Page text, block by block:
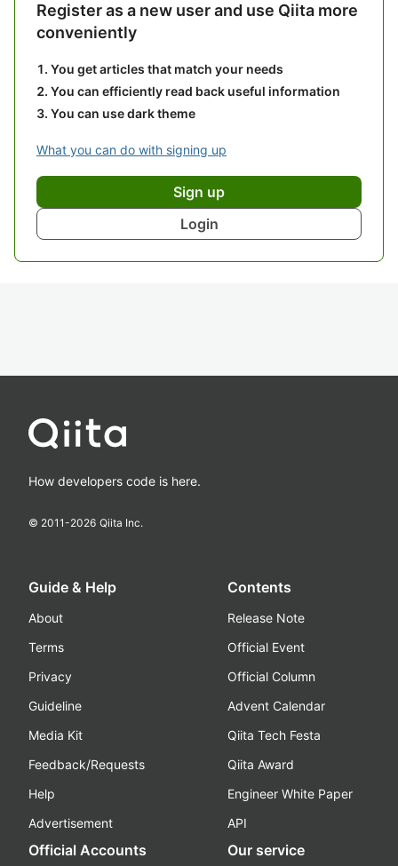
Register as a new user and use Qiita more
conveniently
You get articles that match your needs
You can efficiently read back useful information
You can use dark theme
What you can do with signing up
Sign up
Login
How developers code is here.
© 2011-2026 Qiita Inc.
Guide & Help
About
Terms
Privacy
Guideline
Media Kit
Feedback/Requests
Help
Advertisement
Contents
Release Note
Official Event
Official Column
Advent Calendar
Qiita Tech Festa
Qiita Award
Engineer White Paper
API
Official Accounts Our service